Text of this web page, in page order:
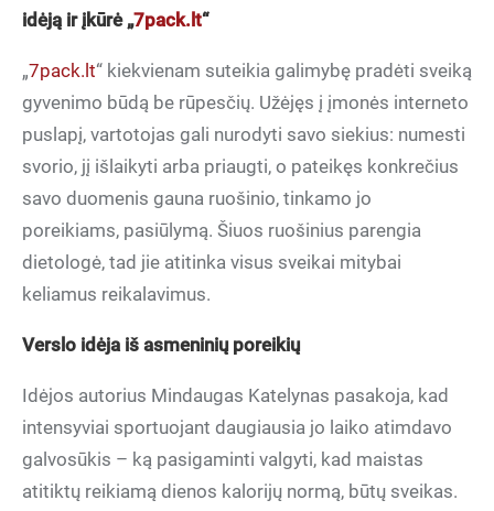
idėją ir įkūrė „7pack.lt“
„7pack.lt“ kiekvienam suteikia galimybę pradėti sveiką
gyvenimo būdą be rūpesčių. Užėjęs į įmonės interneto
puslapį, vartotojas gali nurodyti savo siekius: numesti
svorio, jį išlaikyti arba priaugti, o pateikęs konkrečius
savo duomenis gauna ruošinio, tinkamo jo
poreikiams, pasiūlymą. Šiuos ruošinius parengia
dietologė, tad jie atitinka visus sveikai mitybai
keliamus reikalavimus.
Verslo idėja iš asmeninių poreikių
Idėjos autorius Mindaugas Katelynas pasakoja, kad
intensyviai sportuojant daugiausia jo laiko atimdavo
galvosūkis – ką pasigaminti valgyti, kad maistas
atitiktų reikiamą dienos kalorijų normą, būtų sveikas.